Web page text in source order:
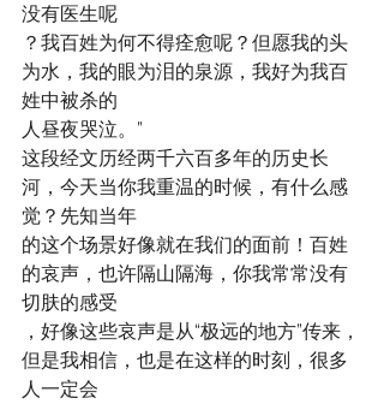
没有医生呢
？我百姓为何不得痊愈呢？但愿我的头
为水，我的眼为泪的泉源，我好为我百
姓中被杀的
人昼夜哭泣。”
这段经文历经两千六百多年的历史长
河，今天当你我重温的时候，有什么感
觉？先知当年
的这个场景好像就在我们的面前！百姓
的哀声，也许隔山隔海，你我常常没有
切肤的感受
，好像这些哀声是从“极远的地方”传来，
但是我相信，也是在这样的时刻，很多
人一定会